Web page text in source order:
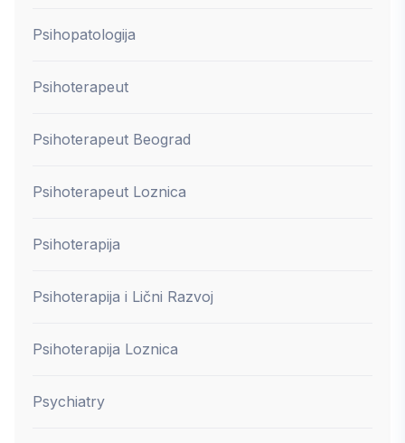
Psihopatologija
Psihoterapeut
Psihoterapeut Beograd
Psihoterapeut Loznica
Psihoterapija
Psihoterapija i Lični Razvoj
Psihoterapija Loznica
Psychiatry